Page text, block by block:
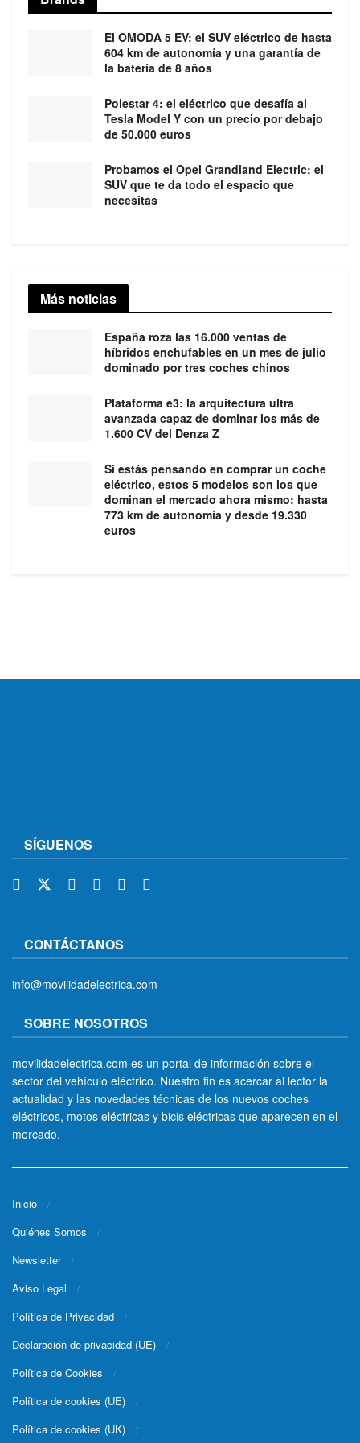
El OMODA 5 EV: el SUV eléctrico de hasta
604 km de autonomía y una garantía de
la batería de 8 años
Polestar 4: el eléctrico que desafía al
Tesla Model Y con un precio por debajo
de 50.000 euros
Probamos el Opel Grandland Electric: el
SUV que te da todo el espacio que
necesitas
Más noticias
España roza las 16.000 ventas de
híbridos enchufables en un mes de julio
dominado por tres coches chinos
Plataforma e3: la arquitectura ultra
avanzada capaz de dominar los más de
1.600 CV del Denza Z
Si estás pensando en comprar un coche
eléctrico, estos 5 modelos son los que
dominan el mercado ahora mismo: hasta
773 km de autonomía y desde 19.330
euros
SÍGUENOS
CONTÁCTANOS
info@movilidadelectrica.com
SOBRE NOSOTROS
movilidadelectrica.com es un portal de información sobre el
sector del vehículo eléctrico. Nuestro fin es acercar al lector la
actualidad y las novedades técnicas de los nuevos coches
eléctricos, motos eléctricas y bicis eléctricas que aparecen en el
mercado.
Inicio
Quiénes Somos
Newsletter
Aviso Legal
Política de Privacidad
Declaración de privacidad (UE)
Política de Cookies
Política de cookies (UE)
Política de cookies (UK)